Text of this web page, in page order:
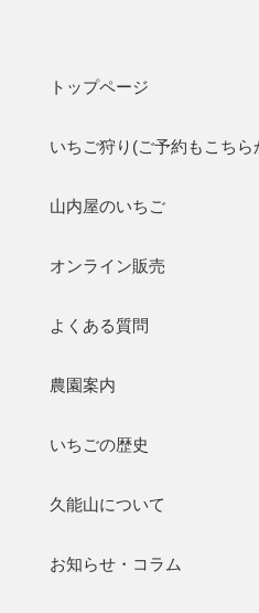
トップページ
いちご狩り(ご予約もこちら
山内屋のいちご
オンライン販売
よくある質問
農園案内
いちごの歴史
久能山について
お知らせ・コラム
Column
トップ
2023.2.28まで延長！【送料無
2022/01/30
カ参加中！